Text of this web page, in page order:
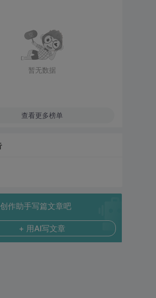
暂无数据
查看更多榜单
作助手写篇文章吧
+ 用AI写文章